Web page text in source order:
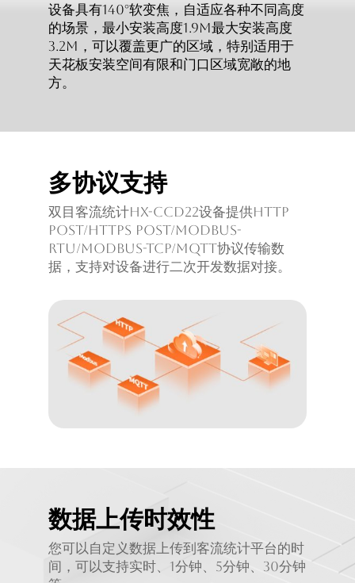
设备具有140°软变焦，自适应各种不同高度
的场景，最小安装高度1.9m最大安装高度
3.2m，可以覆盖更广的区域，特别适用于
天花板安装空间有限和门口区域宽敞的地
方。
多协议支持
双目客流统计HX-CCD22设备提供HTTP
POST/HTTPS POST/Modbus-
RTU/Modbus-TCP/MQTT协议传输数
据，支持对设备进行二次开发数据对接。
数据上传时效性
您可以自定义数据上传到客流统计平台的时
间，可以支持实时、1分钟、5分钟、30分钟